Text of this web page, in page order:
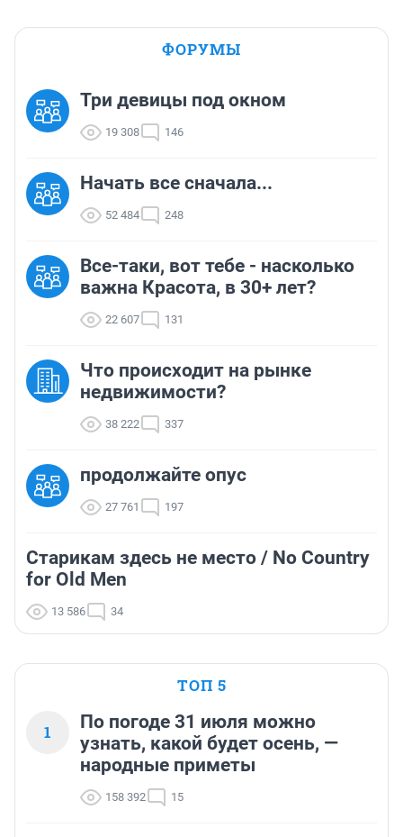
ФОРУМЫ
Три девицы под окном
19 308 146
Начать все сначала...
52 484 248
Все-таки, вот тебе - насколько
важна Красота, в 30+ лет?
22 607 131
Что происходит на рынке
недвижимости?
38 222 337
продолжайте опус
27 761 197
Старикам здесь не место / No Country
for Old Men
13 586 34
ТОП 5
1
По погоде 31 июля можно
узнать, какой будет осень, —
народные приметы
158 392 15